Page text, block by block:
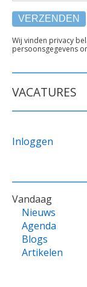
TEKST
ONDER
Wij vinden privacy
persoonsgegevens
VACATURES
Inloggen
VOET
Vandaag
Nieuws
Agenda
Blogs
Artikelen